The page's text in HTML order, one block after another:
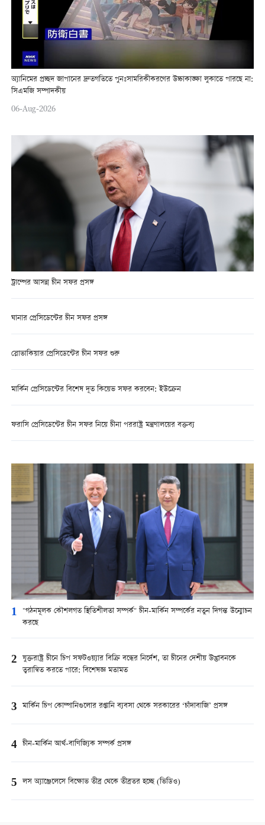
অ্যানিমের প্রচ্ছদ জাপানের দ্রুতগতিতে পুনঃসামরিকীকরণের উচ্চাকাঙ্ক্ষা লুকাতে পারছে না:
সিএমজি সম্পাদকীয়
06-Aug-2026
ট্রাম্পের আসন্ন চীন সফর প্রসঙ্গ
ঘানার প্রেসিডেন্টের চীন সফর প্রসঙ্গ
স্লোভাকিয়ার প্রেসিডেন্টের চীন সফর শুরু
মার্কিন প্রেসিডেন্টের বিশেষ দূত কিয়েভ সফর করবেন: ইউক্রেন
ফরাসি প্রেসিডেন্টের চীন সফর নিয়ে চীনা পররাষ্ট্র মন্ত্রণালয়ের বক্তব্য
1 "গঠনমূলক কৌশলগত স্থিতিশীলতা সম্পর্ক" চীন-মার্কিন সম্পর্কের নতুন দিগন্ত উন্মোচন
করছে
2 যুক্তরাষ্ট্র চীনে চিপ সফটওয়্যার বিক্রি বন্ধের নির্দেশ, তা চীনের দেশীয় উদ্ভাবনকে
ত্বরান্বিত করতে পারে: বিশেষজ্ঞ মতামত
3 মার্কিন চিপ কোম্পানিগুলোর রপ্তানি ব্যবসা থেকে সরকারের ‘চাঁদাবাজি’ প্রসঙ্গ
4 চীন-মার্কিন আর্থ-বাণিজ্যিক সম্পর্ক প্রসঙ্গ
5 লস অ্যাঞ্জেলেসে বিক্ষোভ তীব্র থেকে তীব্রতর হচ্ছে (ভিডিও)